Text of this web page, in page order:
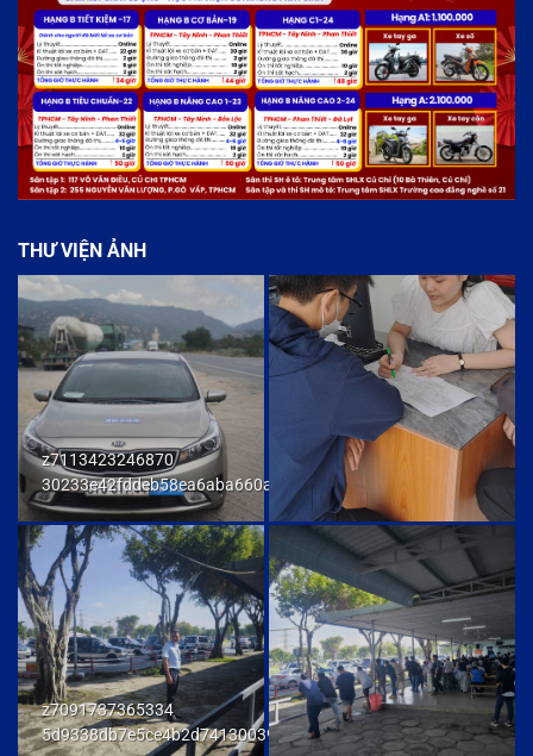
THƯ VIỆN ẢNH
z7113423246870
30233e42fddeb58ea6aba660ab436cb9
z7091737365334
5d9338db7e5ce4b2d741300392f80174